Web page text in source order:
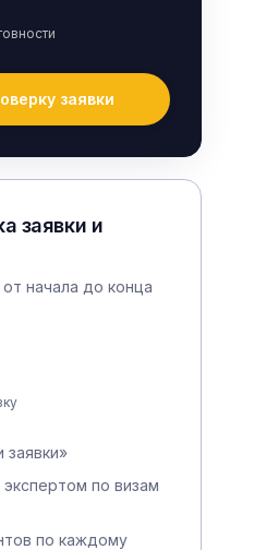
заявки
заявки и
начала до конца
заявки»
по визам
по каждому